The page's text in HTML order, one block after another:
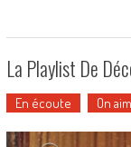
La Playlist De
En écoute On